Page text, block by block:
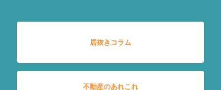
居抜きコラム
不動産のあれこれ